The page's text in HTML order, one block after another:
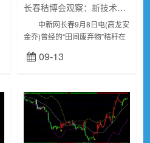
长春秸博会观察：新技术推动产生“绿色财富”
中新网长春9月8日电(高龙安
金乔)曾经的“田间废弃物”秸秆在
浆、食品……2024中国(长春)秸
秆综合利用产业博览会(以下简称
09-13